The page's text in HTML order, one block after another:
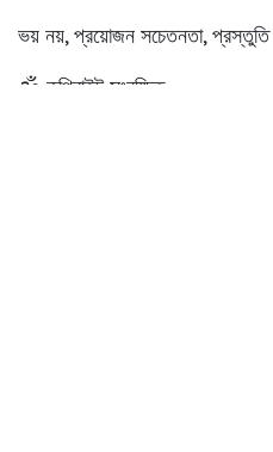
ভয় নয়, প্রয়োজন সচেতনতা, প্রস্তুতি
🕉️ কপিরাইট সংরক্ষিত